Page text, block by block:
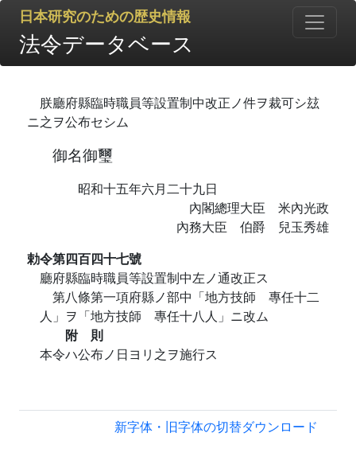
日本研究のための歴史情報
法令データベース
朕廳府縣臨時職員等設置制中改正ノ件ヲ裁可シ玆
ニ之ヲ公布セシム
御名御璽
昭和十五年六月二十九日
內閣總理大臣 米內光政
內務大臣 伯爵 兒玉秀雄
勅令第四百四十七號
廳府縣臨時職員等設置制中左ノ通改正ス
第八條第一項府縣ノ部中「地方技師 專任十二
人」ヲ「地方技師 專任十八人」ニ改ム
附 則
本令ハ公布ノ日ヨリ之ヲ施行ス
新字体・旧字体の切替ダウンロード